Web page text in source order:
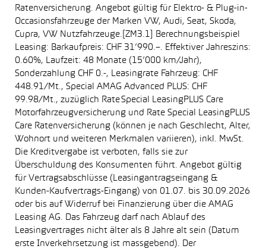
Ratenversicherung. Angebot gültig für Elektro- & Plug-in-
Occasionsfahrzeuge der Marken VW, Audi, Seat, Skoda,
Cupra, VW Nutzfahrzeuge.[ZM3.1] Berechnungsbeispiel
Leasing: Barkaufpreis: CHF 31’990.–. Effektiver Jahreszins:
0.60%, Laufzeit: 48 Monate (15’000 km/Jahr),
Sonderzahlung CHF 0.-, Leasingrate Fahrzeug: CHF
448.91/Mt., Special AMAG Advanced PLUS: CHF
99.98/Mt., zuzüglich Rate Special LeasingPLUS Care
Motorfahrzeugversicherung und Rate Special LeasingPLUS
Care Ratenversicherung (können je nach Geschlecht, Alter,
Wohnort und weiteren Merkmalen variieren), inkl. MwSt.
Die Kreditvergabe ist verboten, falls sie zur
Überschuldung des Konsumenten führt. Angebot gültig
für Vertragsabschlüsse (Leasingantragseingang &
Kunden-Kaufvertrags-Eingang) von 01.07. bis 30.09.2026
oder bis auf Widerruf bei Finanzierung über die AMAG
Leasing AG. Das Fahrzeug darf nach Ablauf des
Leasingvertrages nicht älter als 8 Jahre alt sein (Datum
erste Inverkehrsetzung ist massgebend). Der